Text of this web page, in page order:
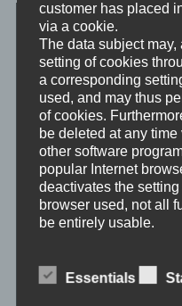
customer has placed
via a cookie.
The data subject may,
setting of cookies
a corresponding
used, and may thus
of cookies.
be deleted at any
other software
popular Internet
deactivates the
browser used, not all
be entirely usable.
The website of us
Essentials